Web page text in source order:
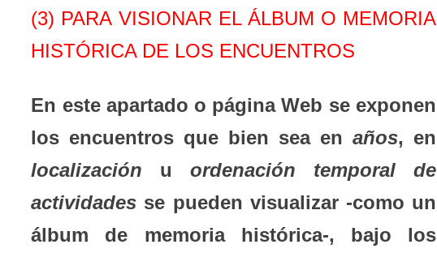
(3) PARA VISIONAR EL ÁLBUM O MEMORIA
HISTÓRICA DE LOS ENCUENTROS
En este apartado o página Web se exponen
los encuentros que bien sea en años, en
localización uordenación temporal de
actividades se pueden visualizar -como un
álbum de memoria histórica-, bajo los